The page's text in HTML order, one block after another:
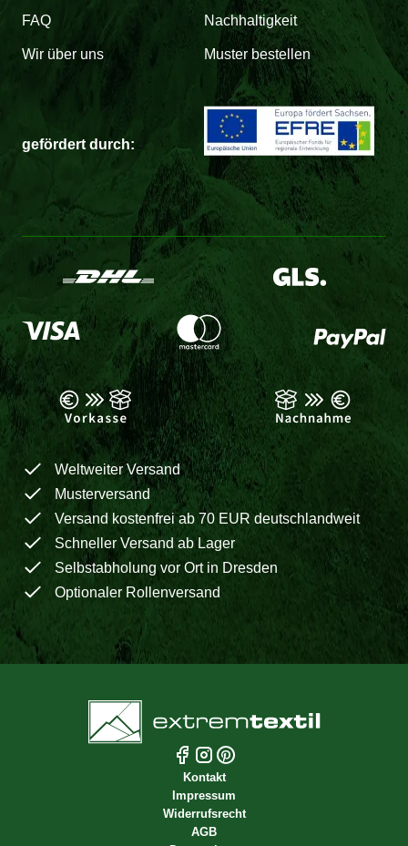
FAQ Nachhaltigkeit
Wir über uns Muster bestellen
gefördert durch:
Weltweiter Versand
Musterversand
Versand kostenfrei ab 70 EUR deutschlandweit
Schneller Versand ab Lager
Selbstabholung vor Ort in Dresden
Optionaler Rollenversand
Kontakt
Impressum
Widerrufsrecht
AGB